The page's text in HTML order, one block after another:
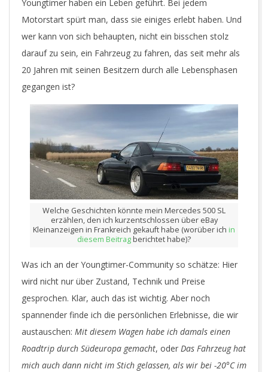
Youngtimer haben ein Leben geführt. Bei jedem
Motorstart spürt man, dass sie einiges erlebt haben. Und
wer kann von sich behaupten, nicht ein bisschen stolz
darauf zu sein, ein Fahrzeug zu fahren, das seit mehr als
20 Jahren mit seinen Besitzern durch alle Lebensphasen
gegangen ist?
Welche Geschichten könnte mein Mercedes 500 SL
erzählen, den ich kurzentschlossen über eBay
Kleinanzeigen in Frankreich gekauft habe (worüber ich in
diesem Beitrag berichtet habe)?
Was ich an der Youngtimer-Community so schätze: Hier
wird nicht nur über Zustand, Technik und Preise
gesprochen. Klar, auch das ist wichtig. Aber noch
spannender finde ich die persönlichen Erlebnisse, die wir
austauschen: Mit diesem Wagen habe ich damals einen
Roadtrip durch Südeuropa gemacht, oder Das Fahrzeug hat
mich auch dann nicht im Stich gelassen, als wir bei -20°C im